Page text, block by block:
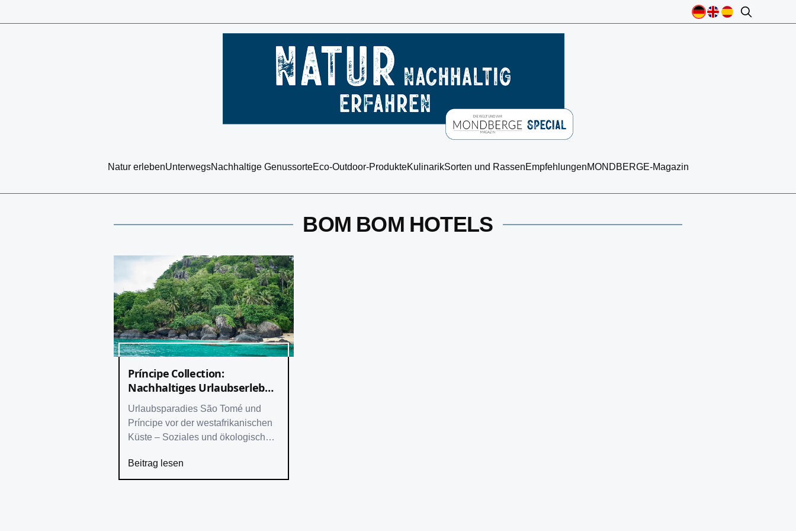
Natur erlebenUnterwegsNachhaltige GenussorteEco-Outdoor-ProdukteKulinarikSorten und RassenEmpfehlungenMONDBERGE-Magazin
BOM BOM HOTELS
Príncipe Collection:
Nachhaltiges Urlaubserlebnis
im vergessenen Paradies
Urlaubsparadies São Tomé und
Príncipe vor der westafrikanischen
Küste – Soziales und ökologisches
Tourismusunternehmens HBD
Príncipe – Vier hochwertige Hotels -
Beitrag lesen